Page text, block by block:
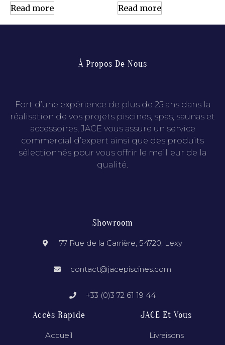
Read more Read more
À Propos De Nous
Fort d’une expérience de plus de 25 ans dans la
réalisation de vos projets piscines, spas, saunas et
accessoires, JACE vous assure un service
commercial d’expert ainsi que des produits
sélectionnés pour vous offrir le meilleur de la
qualité.
Showroom
77 Rue de la Carrière, 54720, Lexy
contact@jacepiscines.com
+33 (0)3 72 61 19 44
Accès Rapide
Accueil
JACE Et Vous
Livraisons